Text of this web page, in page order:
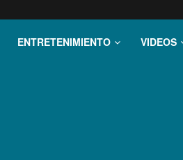
ENTRETENIMIENTO VIDEOS